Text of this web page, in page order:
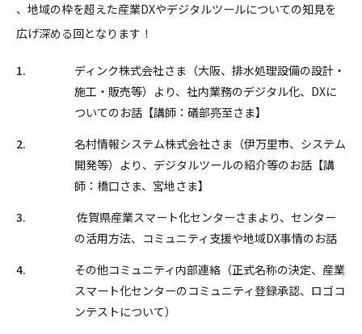
、地域の枠を超えた産業DXやデジタルツールについての知見を
広げ深める回となります！
ディンク株式会社さま（大阪、排水処理設備の設計・
施工・販売等）より、社内業務のデジタル化、DXに
ついてのお話【講師： 礒部亮至さま】
名村情報システム株式会社さま（伊万里市、システム
開発等）より、デジタルツールの紹介等のお話【講
師：橋口さま、宮地さま】
佐賀県産業スマート化センターさまより、センター
の活用方法、コミュニティ支援や地域DX事情のお話
その他コミュニティ内部連絡（正式名称の決定、産業
スマート化セ ンターのコミュニティ登録承認、ロゴコ
ンテストについて）